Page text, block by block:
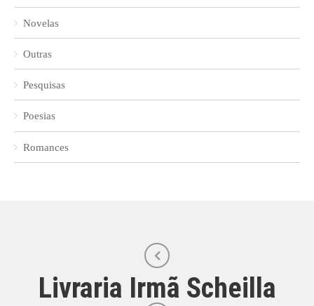
Novelas
Outras
Pesquisas
Poesias
Romances
Livraria Irmã Scheilla